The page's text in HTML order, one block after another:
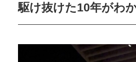
駆け抜けた10年がわ